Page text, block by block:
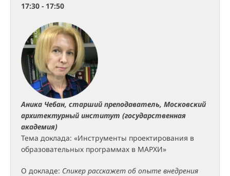
17:30 - 17:50
Аника Чебан, старший преподаватель, Московский
архитектурный институт (государственная
академия)
Тема доклада: «Инструменты проектирования в
образовательных программах в МАРХИ»
О докладе: Спикер расскажет об опыте внедрения